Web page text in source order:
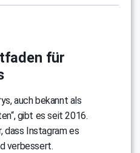
für
auch bekannt als
gibt es seit 2016.
dass Instagram es
verbessert.